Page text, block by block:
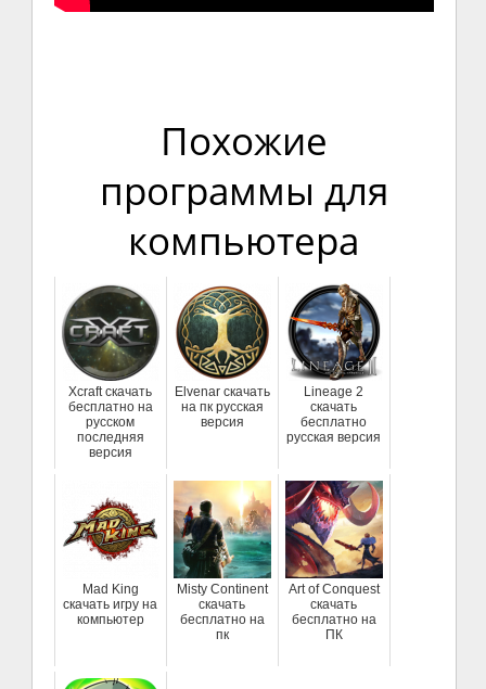
Похожие
программы для
компьютера
Xcraft скачать
бесплатно на
русском
последняя
версия
Elvenar скачать
на пк русская
версия
Lineage 2
скачать
бесплатно
русская версия
Mad King
скачать игру на
компьютер
Misty Continent
скачать
бесплатно на
пк
Art of Conquest
скачать
бесплатно на
ПК